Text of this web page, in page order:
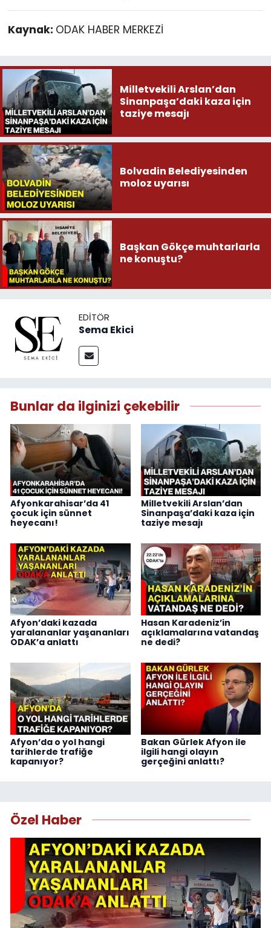
Kaynak: ODAK HABER MERKEZİ
Milletvekili Arslan’dan
Sinanpaşa’daki kaza için
taziye mesajı
Bolvadin Belediyesinden
moloz uyarısı
Başkan Gökçe muhtarlarla
ne konuştu?
EDITÖR
Sema Ekici
Bunlar da ilginizi çekebilir
Afyonkarahisar’da 41
çocuk için sünnet
heyecanı!
Milletvekili Arslan’dan
Sinanpaşa’daki kaza için
taziye mesajı
Afyon’daki kazada
yaralananlar yaşananları
ODAK’a anlattı
Hasan Karadeniz’in
açıklamalarına vatandaş
ne dedi?
Afyon’da o yol hangi
tarihlerde trafiğe
kapanıyor?
Bakan Gürlek Afyon ile
ilgili hangi olayın
gerçeğini anlattı?
Özel Haber